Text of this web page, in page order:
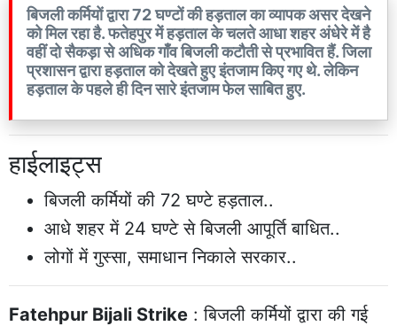
बिजली कर्मियों द्वारा 72 घण्टों की हड़ताल का व्यापक असर देखने
को मिल रहा है. फतेहपुर में हड़ताल के चलते आधा शहर अंधेरे में है
वहीं दो सैकड़ा से अधिक गाँव बिजली कटौती से प्रभावित हैं. जिला
प्रशासन द्वारा हड़ताल को देखते हुए इंतजाम किए गए थे. लेकिन
हड़ताल के पहले ही दिन सारे इंतजाम फेल साबित हुए.
हाईलाइट्स
बिजली कर्मियों की 72 घण्टे हड़ताल..
आधे शहर में 24 घण्टे से बिजली आपूर्ति बाधित..
लोगों में गुस्सा, समाधान निकाले सरकार..
Fatehpur Bijali Strike : बिजली कर्मियों द्वारा की गई